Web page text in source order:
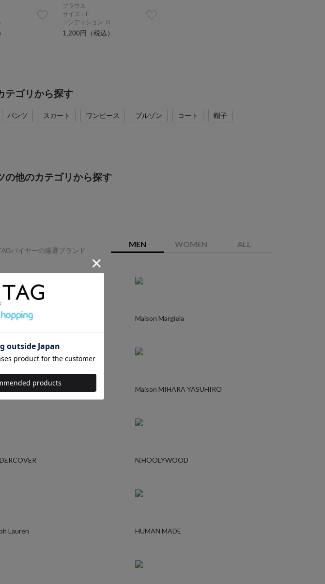
ブラウス
サイズ：F
コンディション: B
1,200円（税込）
テゴリから探す
パンツ スカート ワンピース ブルゾン コート
帽子
の他のカテゴリから探す
バイヤーの厳選ブランド
MEN WOMEN ALL
YAMAMOTO Maison Margiela
Maison MIHARA YASUHIRO
N.HOOLYWOOD
Lauren HUMAN MADE